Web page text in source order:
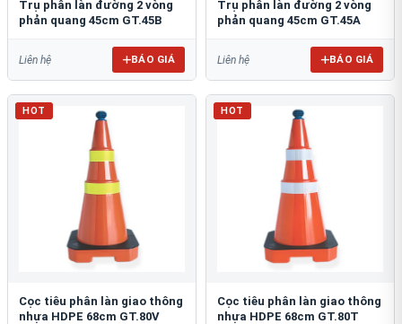
Trụ phân làn đường 2 vòng
phản quang 45cm GT.45B
Liên hệ BÁO GIÁ
Trụ phân làn đường 2 vòng
phản quang 45cm GT.45A
Liên hệ BÁO GIÁ
HOT
Cọc tiêu phân làn giao thông
nhựa HDPE 68cm GT.80V
HOT
Cọc tiêu phân làn giao thông
nhựa HDPE 68cm GT.80T